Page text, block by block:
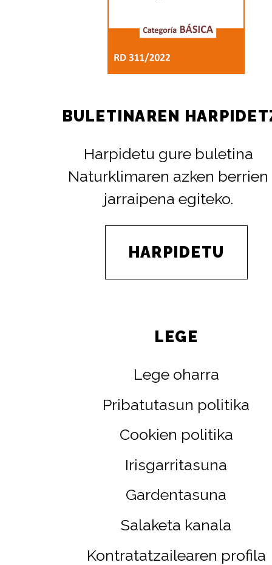
BULETINAREN
Harpidetu gure buletina
Naturklimaren azken berrien
jarraipena egiteko.
HARPIDETU
LEGE
Lege oharra
Pribatutasun politika
Cookien politika
Irisgarritasuna
Gardentasuna
Salaketa kanala
Kontratatzailearen profila